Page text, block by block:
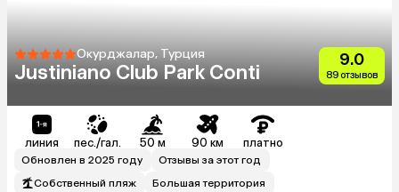
Окурджалар, Турция
Justiniano Club Park Conti
9.0
89 отзывов
линия пес./гал. 50 м 90 км платно
Обновлен в 2025 году
Отзывы за этот год
Собственный пляж
Большая территория